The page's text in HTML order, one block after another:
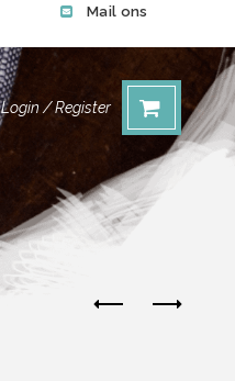
Mail ons
Login / Register